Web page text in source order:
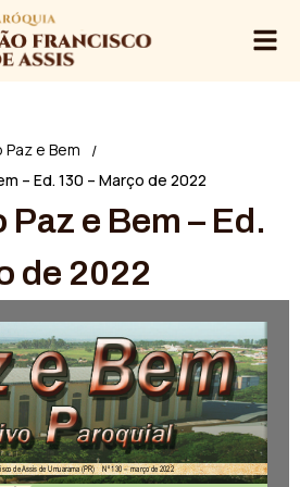
e Bem
/
– Ed. 130 – Março de 2022
e Bem – Ed.
de 2022